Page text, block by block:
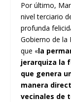
Por último,
nivel terciario
profunda
Gobierno de la
que «la
jerarquiza la
que genera
manera
vecinales de